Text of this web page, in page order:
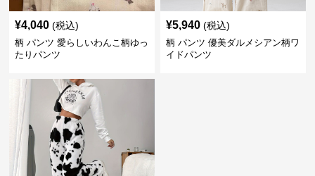
¥4,040 (税込)
柄 パンツ 愛らしいわんこ柄ゆっ
たりパンツ
¥5,940 (税込)
柄 パンツ 優美ダルメシアン柄ワ
イドパンツ